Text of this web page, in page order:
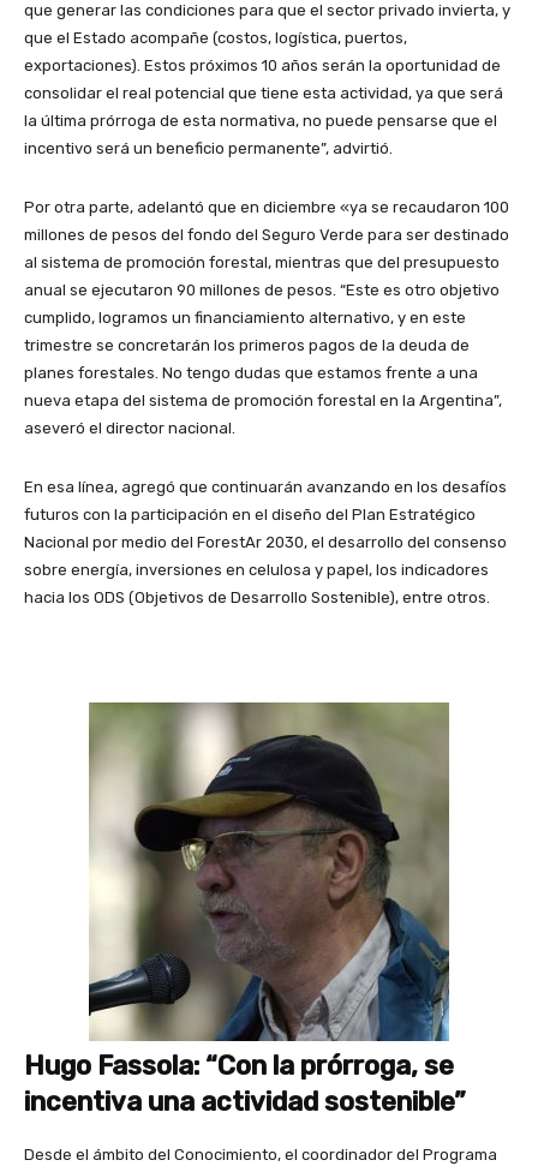
que generar las condiciones para que el sector privado invierta, y
que el Estado acompañe (costos, logística, puertos,
exportaciones). Estos próximos 10 años serán la oportunidad de
consolidar el real potencial que tiene esta actividad, ya que será
la última prórroga de esta normativa, no puede pensarse que el
incentivo será un beneficio permanente”, advirtió.
Por otra parte, adelantó que en diciembre «ya se recaudaron 100
millones de pesos del fondo del Seguro Verde para ser destinado
al sistema de promoción forestal, mientras que del presupuesto
anual se ejecutaron 90 millones de pesos. “Este es otro objetivo
cumplido, logramos un financiamiento alternativo, y en este
trimestre se concretarán los primeros pagos de la deuda de
planes forestales. No tengo dudas que estamos frente a una
nueva etapa del sistema de promoción forestal en la Argentina”,
aseveró el director nacional.
En esa línea, agregó que continuarán avanzando en los desafíos
futuros con la participación en el diseño del Plan Estratégico
Nacional por medio del ForestAr 2030, el desarrollo del consenso
sobre energía, inversiones en celulosa y papel, los indicadores
hacia los ODS (Objetivos de Desarrollo Sostenible), entre otros.
Hugo Fassola: “Con la prórroga, se
incentiva una actividad sostenible”
Desde el ámbito del Conocimiento, el coordinador del Programa